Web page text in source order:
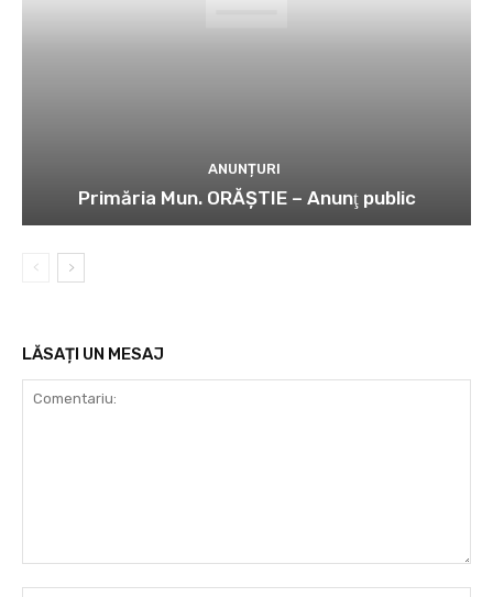
ANUNȚURI
Primăria Mun. ORĂȘTIE – Anunţ public
LĂSAȚI UN MESAJ